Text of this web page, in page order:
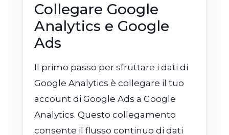
Collegare Google
Analytics e Google
Ads
Il primo passo per sfruttare i dati di
Google Analytics è collegare il tuo
account di Google Ads a Google
Analytics. Questo collegamento
consente il flusso continuo di dati